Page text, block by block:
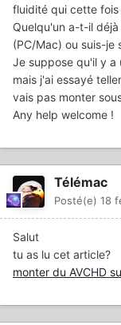
fluidité qui cette
Quelqu'un a-t-il
(PC/Mac) ou suis-je
Je suppose qu'il y a
mais j'ai essayé
vais pas monter
Any help welcome !
Télémac
Posté(e) 18
Salut
tu as lu cet article?
monter du AVCHD